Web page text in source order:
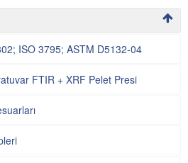
ISO 3795; ASTM D5132-04
FTIR + XRF Pelet Presi